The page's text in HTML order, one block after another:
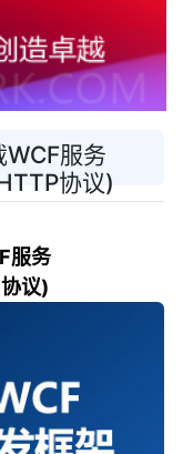
服务
协议)
服务
议)